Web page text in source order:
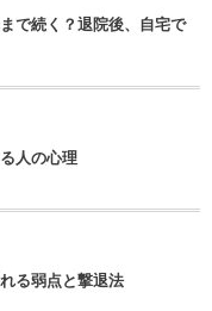
で続く？退院後、自宅で
人の心理
る弱点と撃退法